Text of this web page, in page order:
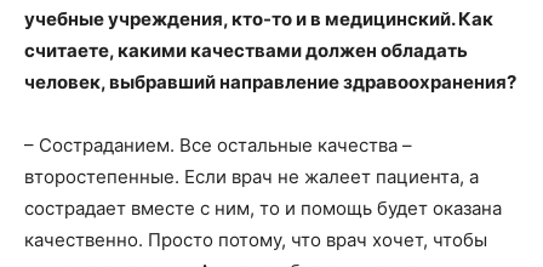
учебные учреждения, кто-то и в медицинский. Как
считаете, какими качествами должен обладать
человек, выбравший направление здравоохранения?
– Состраданием. Все остальные качества –
второстепенные. Если врач не жалеет пациента, а
сострадает вместе с ним, то и помощь будет оказана
качественно. Просто потому, что врач хочет, чтобы